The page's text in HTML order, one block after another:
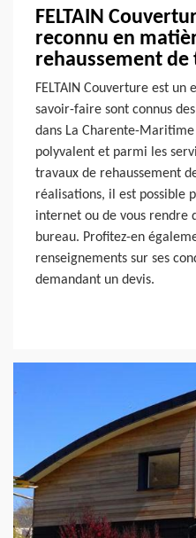
FELTAIN
reconnu en
rehaussement
FELTAIN Couverture est
savoir-faire sont connus
dans La Charente-
polyvalent et parmi les
travaux de rehaussement
réalisations, il est possible
internet ou de vous rendre
bureau. Profitez-en
renseignements sur ses
demandant un devis.